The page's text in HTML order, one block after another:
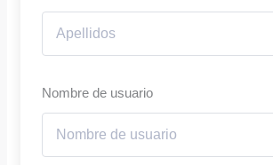
Nombre de usuario